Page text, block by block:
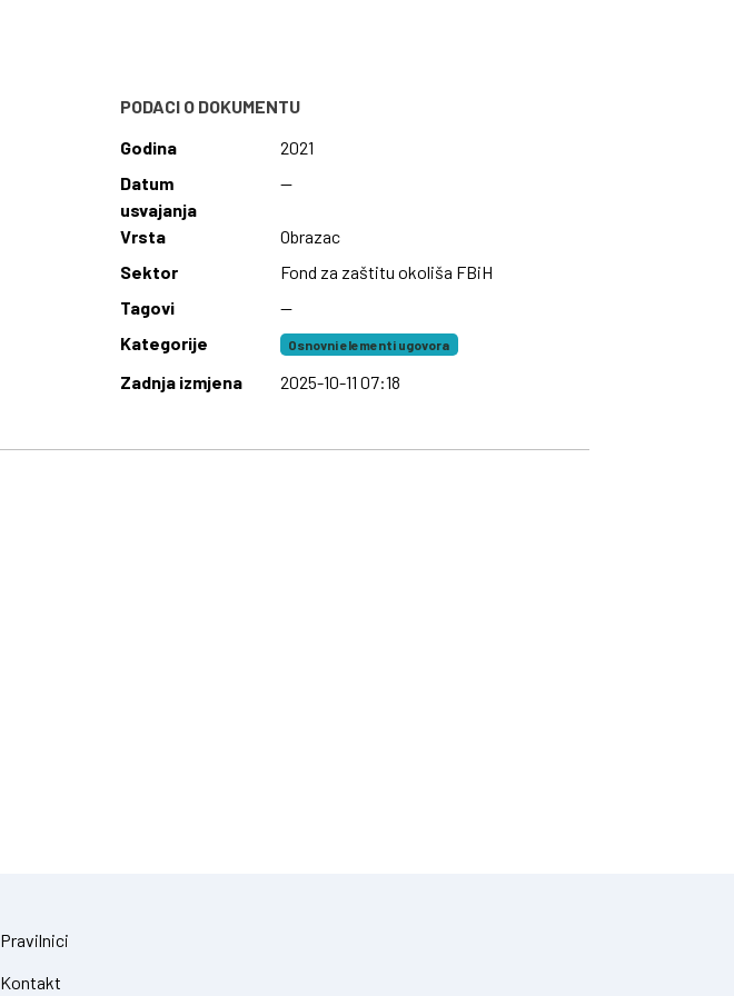
PODACI O DOKUMENTU
Godina
2021
Datum
usvajanja
—
Vrsta
Obrazac
Sektor
Fond za zaštitu okoliša FBiH
Tagovi
—
Kategorije
Osnovni elementi ugovora
Zadnja izmjena 2025-10-11 07:18
Pravilnici
Kontakt